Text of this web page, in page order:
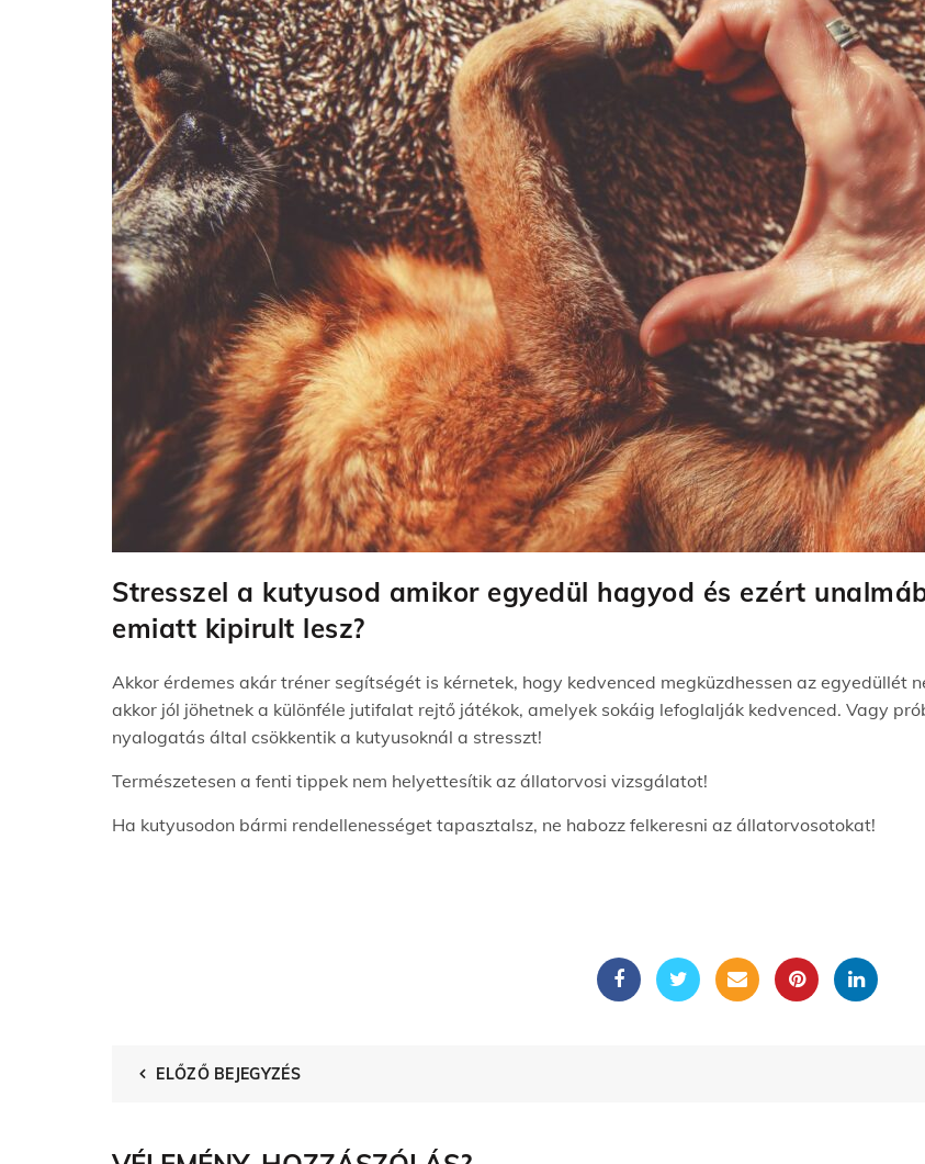
Stresszel a kutyusod amikor egyedül hagyod és ezért
emiatt kipirult lesz?
Akkor érdemes akár tréner segítségét is kérnetek, hogy kedvenced megküzdhessen az egyedüllét
akkor jól jöhetnek a különféle jutifalat rejtő játékok, amelyek sokáig lefoglalják kedvenced. Vagy
nyalogatás által csökkentik a kutyusoknál a stresszt!
Természetesen a fenti tippek nem helyettesítik az állatorvosi vizsgálatot!
Ha kutyusodon bármi rendellenességet tapasztalsz, ne habozz felkeresni az állatorvosotokat!
ELŐZŐ BEJEGYZÉS